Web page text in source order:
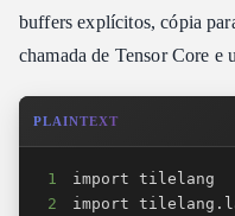
buffers explícitos, cópia
chamada de Tensor Core e
PLAINTEXT
1
2